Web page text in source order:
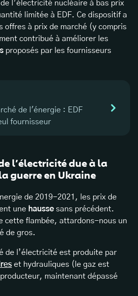
l’électricité nucléaire à bas prix
limitée à EDF. Ce dispositif a
offres à prix de marché (y compris
contribué à améliorer les
proposés par les fournisseurs
de l'énergie : EDF
fournisseur
l’électricité due à la
guerre en Ukraine
de 2019-2021, les prix de
une hausse sans précédent.
cette flambée, attardons-nous un
de gros.
de l’électricité est produite par
et hydrauliques (le gaz est
maintenant dépassé